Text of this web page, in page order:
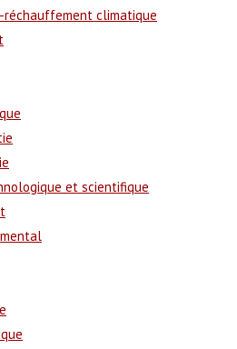
climatique
et scientifique